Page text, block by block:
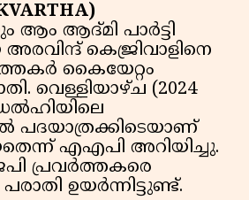
ആം ആദ്മി പാർട്ടി
കെജ്രിവാളിനെ
കൈയേറ്റം
വെള്ളിയാഴ്ച (2024
പദയാത്രക്കിടെയാണ്
എഎപി അറിയിച്ചു.
പ്രവർത്തകരെ
ഉയർന്നിട്ടുണ്ട്.